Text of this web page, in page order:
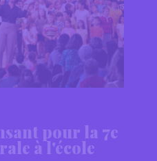
pour la 7e
à l'école